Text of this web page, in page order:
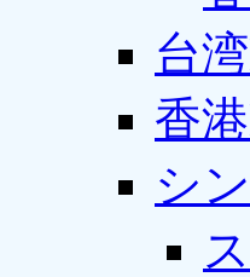
台
香
シ